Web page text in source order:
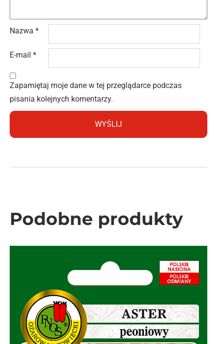
Nazwa *
E-mail *
Zapamiętaj moje dane w tej przeglądarce podczas
pisania kolejnych komentarzy.
Podobne produkty